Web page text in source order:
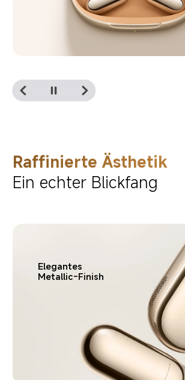
Raffinierte Ästhetik
Ein echter Blickfang
Elegantes
Metallic-Finish